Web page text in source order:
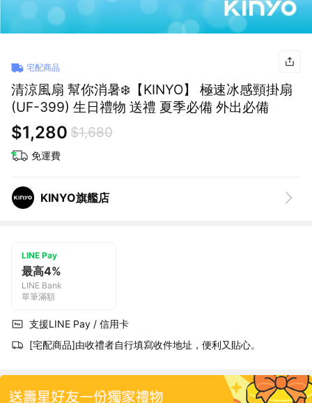
宅配商品
清涼風扇 幫你消暑❄️【KINYO】 極速冰感頸掛扇
(UF-399) 生日禮物 送禮 夏季必備 外出必備
$1,280 $1,680
免運費
KINYO旗艦店
LINE Pay
最高4%
LINE Bank
單筆滿額
支援LINE Pay / 信用卡
[宅配商品]由收禮者自行填寫收件地址，便利又貼心。